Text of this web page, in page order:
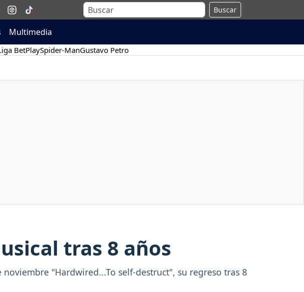
Buscar
Multimedia
BetPlaySpider-ManGustavo Petro
tras 8 años
"Hardwired...To self-destruct", su regreso tras 8